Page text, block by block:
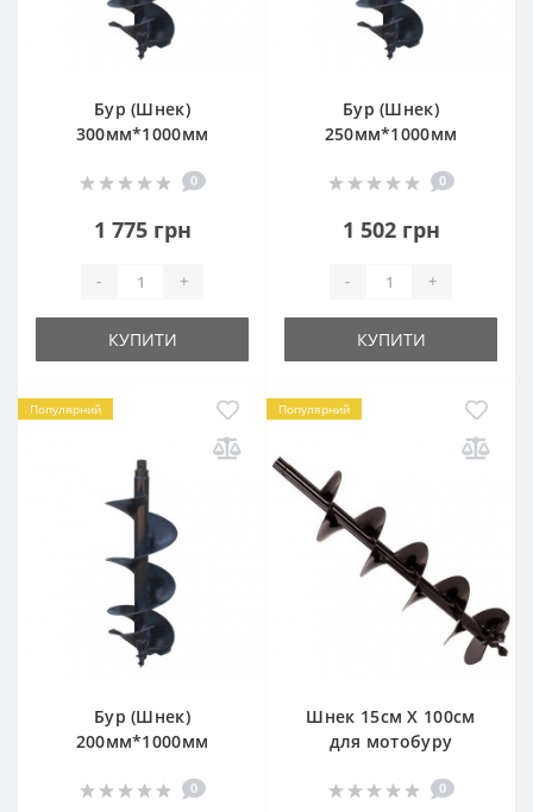
Бур (Шнек)
300мм*1000мм
0
1 775 грн
- +
КУПИТИ
Бур (Шнек)
250мм*1000мм
0
1 502 грн
- +
КУПИТИ
Популярний
Бур (Шнек)
200мм*1000мм
0
Популярний
Шнек 15см Х 100см
для мотобуру
0